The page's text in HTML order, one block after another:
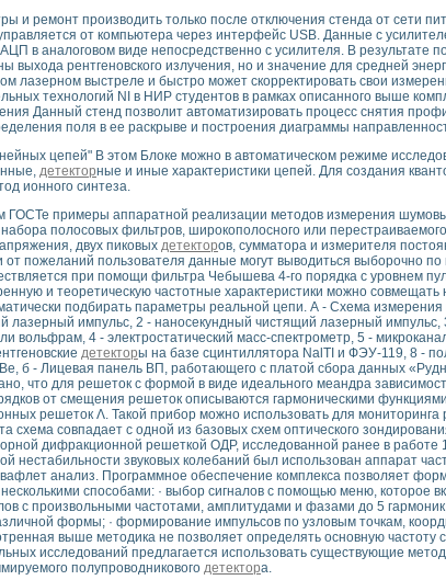
управления движением экраноплана
материалов методом акустической эмиссии
тепловых и электрических характеристик и параметров
режимах
активных фильтров
двухполюсников резонансным методом
аппаратно-программных средств NATIONAL
выборок мгновенных значений
каналов
сверхширокополосного стробоскопического осциллографа и
на базе виртуальных средств измерений
джиттера и измерителя параметров джиттера
антенн и антенных решеток в учебной лаборатории средствами
для создания SPICE- модели импульсного сигнала
его FFT анализ в программной среде Lab VIEW 7.1
переходных процессов в среде LabVIEW
USB-6009
остаточного электросопротивления (RRR)
комбинационных колебаний в пространстве Ван Дер Поля
электрической энергии
PSP 2010 фирмы GW INSTEK
модулей на базе USB-6008
мехатроника
реверсивных сред
для исследования наноструктур
и ремонт производить только после отключения стенда от сети
от компьютера через интерфейс USB. Данные с
в аналоговом виде непосредственно с усилителя. В результате
выхода рентгеновского излучения, но и значение для средней
лазерном выстреле и быстро может скорректировать свои
технологий NI в НИР студентов в рамках описанного выше
Данный стенд позволит автоматизировать процесс снятия
поля в ее раскрыве и построения диаграммы
цепей" В этом Блоке можно в автоматическом режиме
детекторные и иные характеристики цепей. Для создания
ионного синтеза.
ГОСТе примеры аппаратной реализации методов измерения
полосовых фильтров, широкополосного или
двух пиковых детекторов, сумматора и измерителя
пожеланий пользователя данные могут выводиться выборочно
при помощи фильтра Чебышева 4-го порядка с уровнем
и теоретическую частотные характеристики можно совмещать
подбирать параметры реальной цепи. А - Схема измерения
лазерный импульс, 2 - наносекундный чистящий лазерный
вольфрам, 4 - электростатический масс-спектрометр, 5 -
детекторы на базе сцинтиллятора NalTI и ФЭУ-119, 8 -
б - Лицевая панель ВП, работающего с платой сбора данных
что для решеток с формой в виде идеального меандра
от смещения решеток описываются гармоническими
решеток Λ. Такой прибор можно использовать для мониторинга
схема совпадает с одной из базовых схем оптического
дифракционной решеткой ОДР, исследованной ранее в работе
нестабильности звуковых колебаний был использован аппарат
вафлет анализ. Программное обеспечение комплекса позволяет
способами: · выбор сигналов с помощью меню, которое
с произвольными частотами, амплитудами и фазами до 5
формы; · формирование импульсов по узловым точкам,
выше методика не позволяет определять основную частоту
исследований предлагается использовать существующие
полупроводникового детектора.